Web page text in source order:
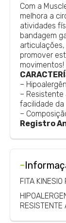
Com a
melhora a
atividades
bandagem
promover
movimentos!
–
– Resistente
facilidade da
–
Registro
-
FITA KINESIO
RESISTENTE